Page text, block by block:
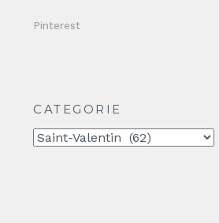
Pinterest
CATEGORIE
CATEGORIE